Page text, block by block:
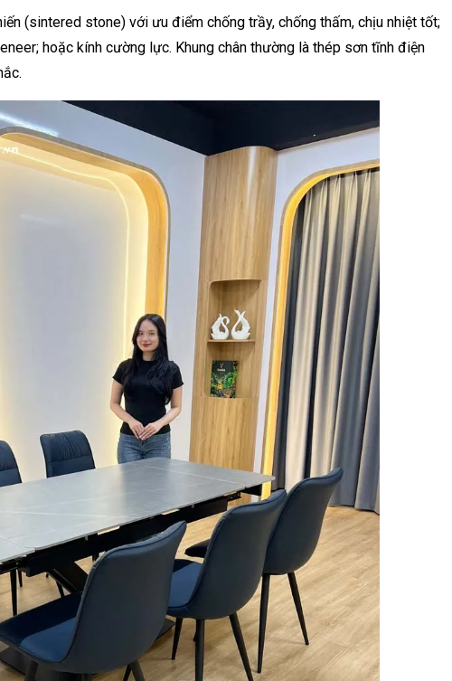
(sintered stone) với ưu điểm chống trầy, chống thấm, chịu nhiệt tốt;
hoặc kính cường lực. Khung chân thường là thép sơn tĩnh điện